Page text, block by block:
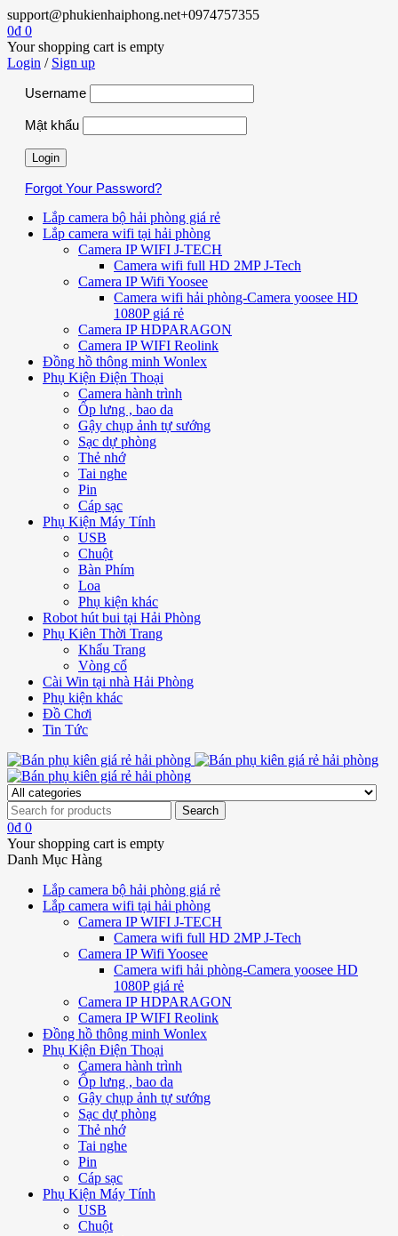
support@phukienhaiphong.net+0974757355
0₫ 0
Your shopping cart is empty
Login / Sign up
Username
Mật khẩu
Forgot Your Password?
Lắp camera bộ hải phòng giá rẻ
Lắp camera wifi tại hải phòng
Camera IP WIFI J-TECH
Camera wifi full HD 2MP J-Tech
Camera IP Wifi Yoosee
Camera wifi hải phòng-Camera yoosee HD
1080P giá rẻ
Camera IP HDPARAGON
Camera IP WIFI Reolink
Đồng hồ thông minh Wonlex
Phụ Kiện Điện Thoại
Camera hành trình
Ốp lưng , bao da
Gậy chụp ảnh tự sướng
Sạc dự phòng
Thẻ nhớ
Tai nghe
Pin
Cáp sạc
Phụ Kiện Máy Tính
USB
Chuột
Bàn Phím
Loa
Phụ kiện khác
Robot hút bui tại Hải Phòng
Phụ Kiên Thời Trang
Khẩu Trang
Vòng cổ
Cài Win tại nhà Hải Phòng
Phụ kiện khác
Đồ Chơi
Tin Tức
0₫ 0
Your shopping cart is empty
Danh Mục Hàng
Lắp camera bộ hải phòng giá rẻ
Lắp camera wifi tại hải phòng
Camera IP WIFI J-TECH
Camera wifi full HD 2MP J-Tech
Camera IP Wifi Yoosee
Camera wifi hải phòng-Camera yoosee HD
1080P giá rẻ
Camera IP HDPARAGON
Camera IP WIFI Reolink
Đồng hồ thông minh Wonlex
Phụ Kiện Điện Thoại
Camera hành trình
Ốp lưng , bao da
Gậy chụp ảnh tự sướng
Sạc dự phòng
Thẻ nhớ
Tai nghe
Pin
Cáp sạc
Phụ Kiện Máy Tính
USB
Chuột